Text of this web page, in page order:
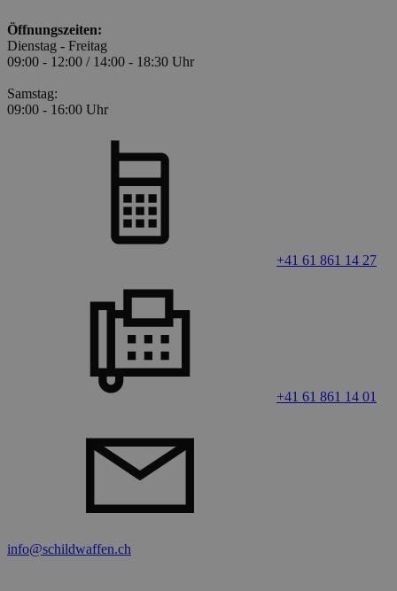
Öffnungszeiten:
Dienstag - Freitag
09:00 - 12:00 / 14:00 - 18:30 Uhr
Samstag:
09:00 - 16:00 Uhr
+41 61 861 14 27
+41 61 861 14 01
info@schildwaffen.ch